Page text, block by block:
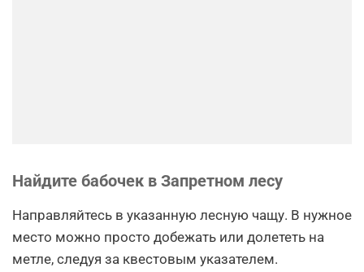
Найдите бабочек в Запретном лесу
Направляйтесь в указанную лесную чащу. В нужное
место можно просто добежать или долететь на
метле, следуя за квестовым указателем.